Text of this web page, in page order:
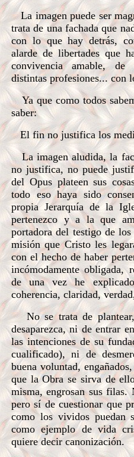
La imagen puede ser
trata de una fachada que
con lo que hay detrás,
alarde de libertades que
convivencia amable,
distintas profesiones... con
Ya que como todos
saber:
El fin no justifica los
La imagen aludida, la
no justifica, no puede
del Opus plateen sus
todo eso haya sido
propia Jerarquía de la
pertenezco y a la que
portadora del testigo de
misión que Cristo les
con el hecho de haber
incómodamente obligada,
de una vez he
coherencia, claridad,
No se trata de plantear,
desaparezca, ni de entrar
las intenciones de su
cualificado), ni de
buena voluntad,
que la Obra se sirva de
misma, engrosan sus filas.
pero sí de cuestionar que
como los vividos puedan
como ejemplo de vida
quiere decir canonización.